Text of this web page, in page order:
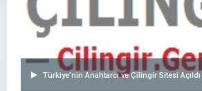
Türkiye’nin Anahtarcı ve Çilingir Sitesi Açıldı